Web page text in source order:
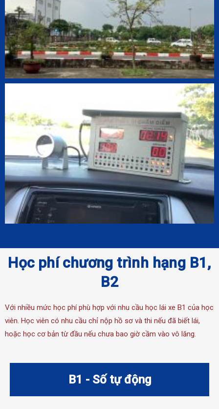
Học phí chương trình hạng B1,
B2
Với nhiều mức học phí phù hợp với nhu cầu học lái xe B1 của học
viên. Học viên có nhu cầu chỉ nộp hồ sơ và thi nếu đã biết lái,
hoặc học cơ bản từ đầu nếu chưa bao giờ cầm vào vô lăng.
B1 - Số tự động